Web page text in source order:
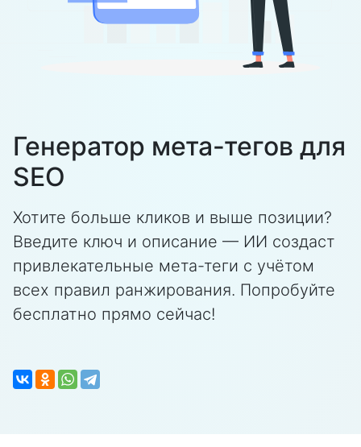
Генератор мета-тегов для
SEO
Хотите больше кликов и выше позиции?
Введите ключ и описание — ИИ создаст
привлекательные мета-теги с учётом
всех правил ранжирования. Попробуйте
бесплатно прямо сейчас!